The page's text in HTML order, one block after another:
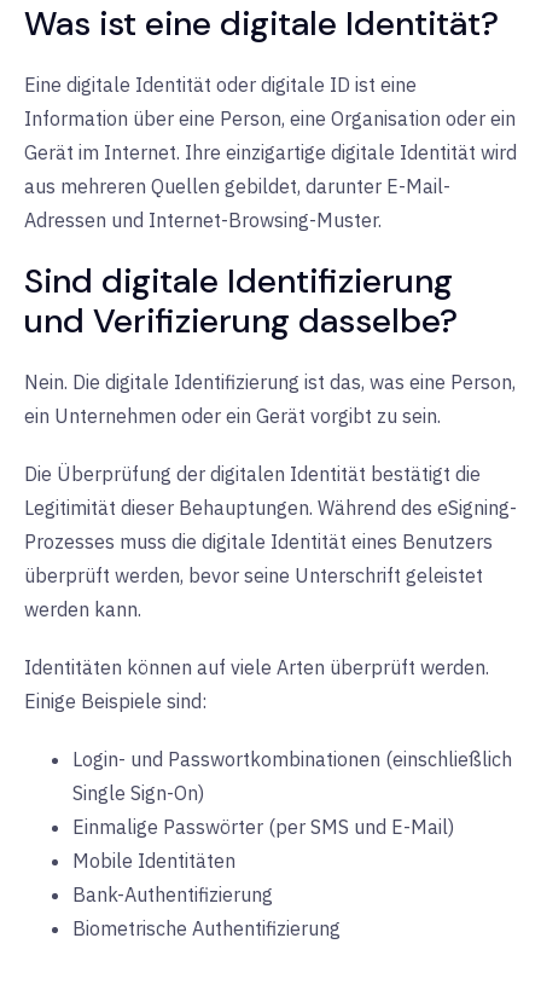
Was ist eine digitale Identität?
Eine digitale Identität oder digitale ID ist eine
Information über eine Person, eine Organisation oder ein
Gerät im Internet. Ihre einzigartige digitale Identität wird
aus mehreren Quellen gebildet, darunter E-Mail-
Adressen und Internet-Browsing-Muster.
Sind digitale Identifizierung
und Verifizierung dasselbe?
Nein. Die digitale Identifizierung ist das, was eine Person,
ein Unternehmen oder ein Gerät vorgibt zu sein.
Die Überprüfung der digitalen Identität bestätigt die
Legitimität dieser Behauptungen. Während des eSigning-
Prozesses muss die digitale Identität eines Benutzers
überprüft werden, bevor seine Unterschrift geleistet
werden kann.
Identitäten können auf viele Arten überprüft werden.
Einige Beispiele sind:
Login- und Passwortkombinationen (einschließlich
Single Sign-On)
Einmalige Passwörter (per SMS und E-Mail)
Mobile Identitäten
Bank-Authentifizierung
Biometrische Authentifizierung